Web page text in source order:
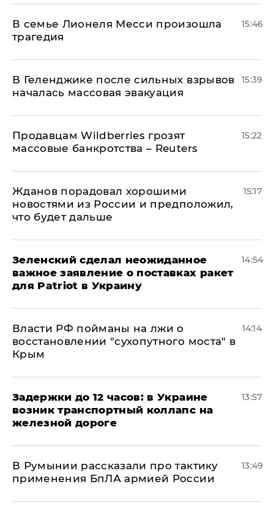
В семье Лионеля Месси произошла
трагедия
15:46
В Геленджике после сильных взрывов
началась массовая эвакуация
15:39
Продавцам Wildberries грозят
массовые банкротства – Reuters
15:22
Жданов порадовал хорошими
новостями из России и предположил,
что будет дальше
15:17
Зеленский сделал неожиданное
важное заявление о поставках ракет
для Patriot в Украину
14:54
Власти РФ пойманы на лжи о
восстановлении "сухопутного моста" в
Крым
14:14
Задержки до 12 часов: в Украине
возник транспортный коллапс на
железной дороге
13:57
В Румынии рассказали про тактику
применения БпЛА армией России
13:49